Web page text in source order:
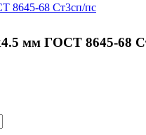
8645-68 Ст3сп/пс
мм ГОСТ 8645-68